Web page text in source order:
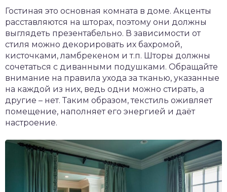
Гостиная это основная комната в доме. Акценты
расставляются на шторах, поэтому они должны
выглядеть презентабельно. В зависимости от
стиля можно декорировать их бахромой,
кисточками, ламбрекеном и т.п. Шторы должны
сочетаться с диванными подушками. Обращайте
внимание на правила ухода за тканью, указанные
на каждой из них, ведь одни можно стирать, а
другие – нет. Таким образом, текстиль оживляет
помещение, наполняет его энергией и даёт
настроение.